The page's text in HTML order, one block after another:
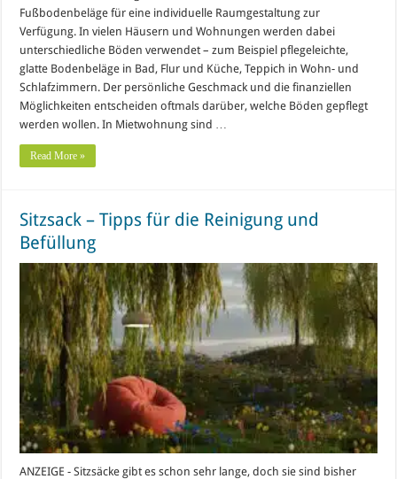
Fußbodenbeläge für eine individuelle Raumgestaltung zur
Verfügung. In vielen Häusern und Wohnungen werden dabei
unterschiedliche Böden verwendet – zum Beispiel pflegeleichte,
glatte Bodenbeläge in Bad, Flur und Küche, Teppich in Wohn- und
Schlafzimmern. Der persönliche Geschmack und die finanziellen
Möglichkeiten entscheiden oftmals darüber, welche Böden gepflegt
werden wollen. In Mietwohnung sind …
Read More »
Sitzsack – Tipps für die Reinigung und
Befüllung
ANZEIGE - Sitzsäcke gibt es schon sehr lange, doch sie sind bisher